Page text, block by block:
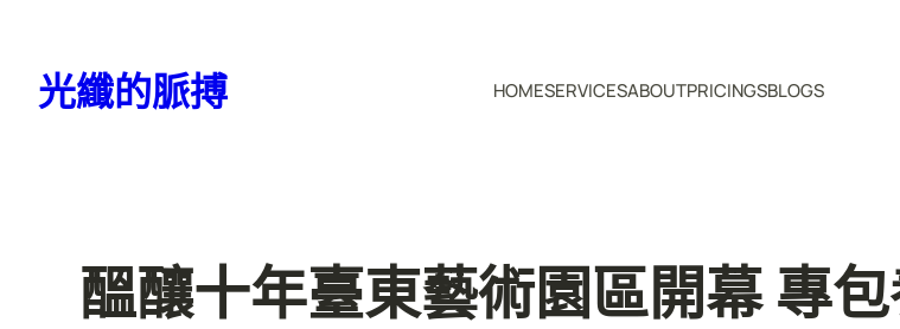
光纖的脈搏 HOMESERVICESABOUTPRICINGSBLOGS
醞釀十年臺東藝術園區開幕 專